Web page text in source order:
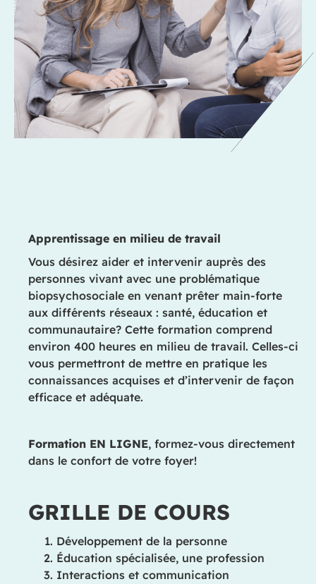
Apprentissage en milieu de travail
Vous désirez aider et intervenir auprès des
personnes vivant avec une problématique
biopsychosociale en venant prêter main-forte
aux différents réseaux : santé, éducation et
communautaire? Cette formation comprend
environ 400 heures en milieu de travail. Celles-ci
vous permettront de mettre en pratique les
connaissances acquises et d’intervenir de façon
efficace et adéquate.
Formation EN LIGNE, formez-vous directement
dans le confort de votre foyer!
GRILLE DE COURS
Développement de la personne
Éducation spécialisée, une profession
Interactions et communication